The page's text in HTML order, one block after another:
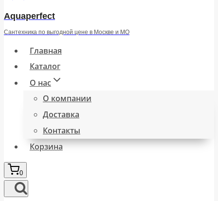
Aquaperfect
Сантехника по выгодной цене в Москве и МО
Главная
Каталог
О нас
О компании
Доставка
Контакты
Корзина
0